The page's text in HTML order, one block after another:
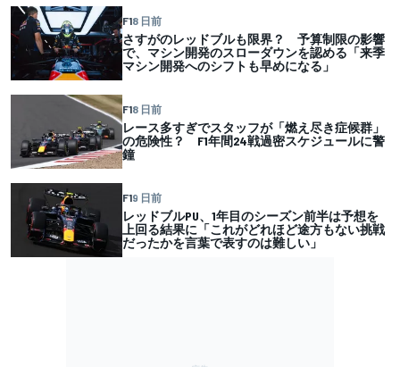
F18 日前
さすがのレッドブルも限界？ 予算制限の影響
で、マシン開発のスローダウンを認める「来季
マシン開発へのシフトも早めになる」
F18 日前
レース多すぎでスタッフが「燃え尽き症候群」
の危険性？ F1年間24戦過密スケジュールに警
鐘
F19 日前
レッドブルPU、1年目のシーズン前半は予想を
上回る結果に「これがどれほど途方もない挑戦
だったかを言葉で表すのは難しい」